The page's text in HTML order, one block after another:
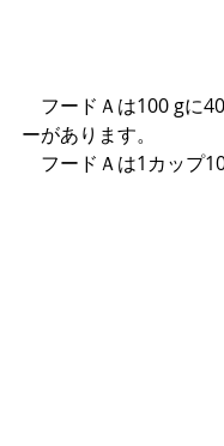
フードＡは100 gに
ーがあります。
フードＡは1カップ